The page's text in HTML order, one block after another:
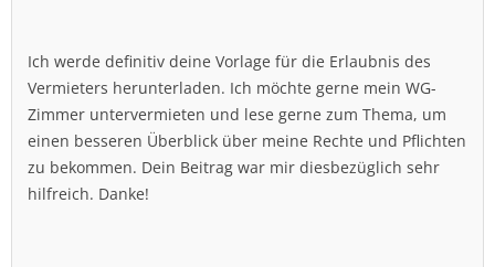
Ich werde definitiv deine Vorlage für die Erlaubnis des
Vermieters herunterladen. Ich möchte gerne mein WG-
Zimmer untervermieten und lese gerne zum Thema, um
einen besseren Überblick über meine Rechte und Pflichten
zu bekommen. Dein Beitrag war mir diesbezüglich sehr
hilfreich. Danke!